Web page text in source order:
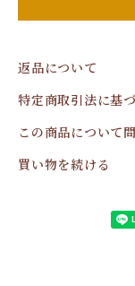
返品について
特定商取引法に基
この商品について
買い物を続ける